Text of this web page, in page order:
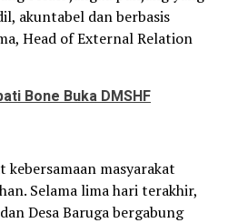
akuntabel dan berbasis
Head of External Relation
Bone Buka DMSHF
kebersamaan masyarakat
Selama lima hari terakhir,
Desa Baruga bergabung